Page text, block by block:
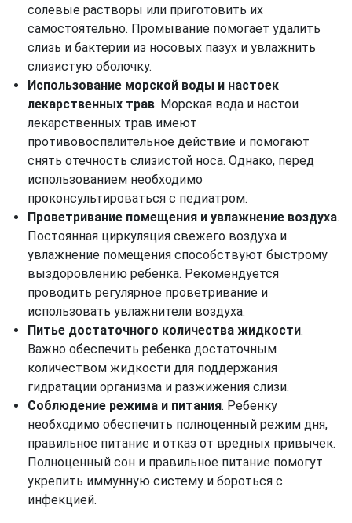
солевые растворы или приготовить их
самостоятельно. Промывание помогает удалить
слизь и бактерии из носовых пазух и увлажнить
слизистую оболочку.
Использование морской воды и настоек
лекарственных трав. Морская вода и настои
лекарственных трав имеют
противовоспалительное действие и помогают
снять отечность слизистой носа. Однако, перед
использованием необходимо
проконсультироваться с педиатром.
Проветривание помещения и увлажнение воздуха.
Постоянная циркуляция свежего воздуха и
увлажнение помещения способствуют быстрому
выздоровлению ребенка. Рекомендуется
проводить регулярное проветривание и
использовать увлажнители воздуха.
Питье достаточного количества жидкости.
Важно обеспечить ребенка достаточным
количеством жидкости для поддержания
гидратации организма и разжижения слизи.
Соблюдение режима и питания. Ребенку
необходимо обеспечить полноценный режим дня,
правильное питание и отказ от вредных привычек.
Полноценный сон и правильное питание помогут
укрепить иммунную систему и бороться с
инфекцией.